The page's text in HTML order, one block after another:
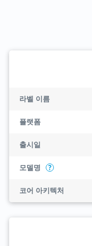
라벨 이름
플랫폼
출시일
모델명 ?
코어 아키텍처